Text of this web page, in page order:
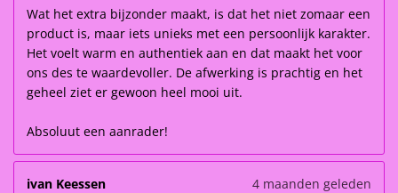
Wat het extra bijzonder maakt, is dat het niet zomaar een
product is, maar iets unieks met een persoonlijk karakter.
Het voelt warm en authentiek aan en dat maakt het voor
ons des te waardevoller. De afwerking is prachtig en het
geheel ziet er gewoon heel mooi uit.
Absoluut een aanrader!
ivan Keessen
4 maanden geleden